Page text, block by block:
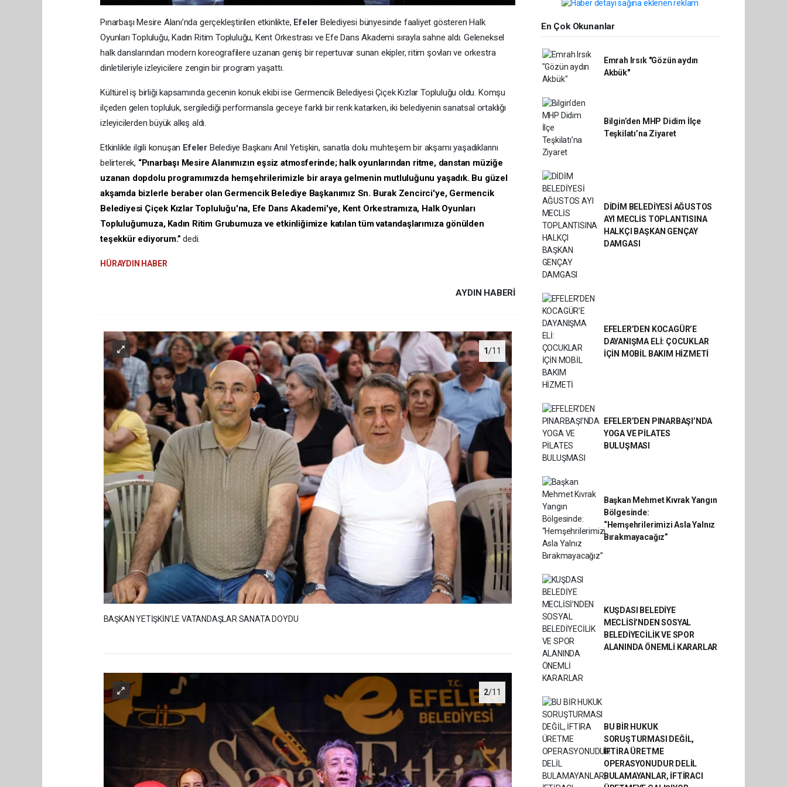
Pınarbaşı Mesire Alanı’nda gerçekleştirilen etkinlikte, Efeler Belediyesi bünyesinde faaliyet gösteren Halk
Oyunları Topluluğu, Kadın Ritim Topluluğu, Kent Orkestrası ve Efe Dans Akademi sırayla sahne aldı. Geleneksel
halk danslarından modern koreografilere uzanan geniş bir repertuvar sunan ekipler, ritim şovları ve orkestra
dinletileriyle izleyicilere zengin bir program yaşattı.
Kültürel iş birliği kapsamında gecenin konuk ekibi ise Germencik Belediyesi Çiçek Kızlar Topluluğu oldu. Komşu
ilçeden gelen topluluk, sergilediği performansla geceye farklı bir renk katarken, iki belediyenin sanatsal ortaklığı
izleyicilerden büyük alkış aldı.
Etkinlikle ilgili konuşan Efeler Belediye Başkanı Anıl Yetişkin, sanatla dolu muhteşem bir akşamı yaşadıklarını
belirterek, “Pınarbaşı Mesire Alanımızın eşsiz atmosferinde; halk oyunlarından ritme, danstan müziğe
uzanan dopdolu programımızda hemşehrilerimizle bir araya gelmenin mutluluğunu yaşadık. Bu güzel
akşamda bizlerle beraber olan Germencik Belediye Başkanımız Sn. Burak Zencirci'ye, Germencik
Belediyesi Çiçek Kızlar Topluluğu'na, Efe Dans Akademi'ye, Kent Orkestramıza, Halk Oyunları
Topluluğumuza, Kadın Ritim Grubumuza ve etkinliğimize katılan tüm vatandaşlarımıza gönülden
teşekkür ediyorum.”dedi.
HÜRAYDIN HABER
AYDIN HABERİ
1/11
BAŞKAN YETİŞKİN’LE VATANDAŞLAR SANATA DOYDU
2/11
En Çok Okunanlar
Emrah Irsık "Gözün aydın
Akbük"
Bilgin’den MHP Didim İlçe
Teşkilatı’na Ziyaret
DİDİM BELEDİYESİ AĞUSTOS
AYI MECLİS TOPLANTISINA
HALKÇI BAŞKAN GENÇAY
DAMGASI
EFELER’DEN KOCAGÜR’E
DAYANIŞMA ELİ: ÇOCUKLAR
İÇİN MOBİL BAKIM HİZMETİ
EFELER’DEN PINARBAŞI’NDA
YOGA VE PİLATES
BULUŞMASI
Başkan Mehmet Kıvrak Yangın
Bölgesinde:
“Hemşehrilerimizi Asla Yalnız
Bırakmayacağız”
KUŞDASI BELEDİYE
MECLİSİ’NDEN SOSYAL
BELEDİYECİLİK VE SPOR
ALANINDA ÖNEMLİ KARARLAR
BU BİR HUKUK
SORUŞTURMASI DEĞİL,
İFTİRA ÜRETME
OPERASYONUDUR DELİL
BULAMAYANLAR, İFTİRACI